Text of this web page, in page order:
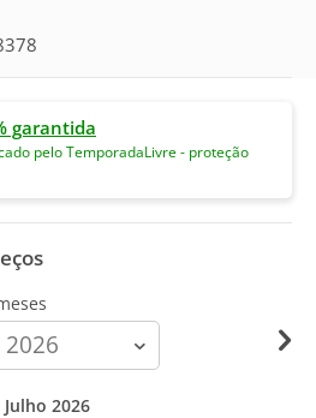
garantida
pelo TemporadaLivre - proteção
Julho 2026